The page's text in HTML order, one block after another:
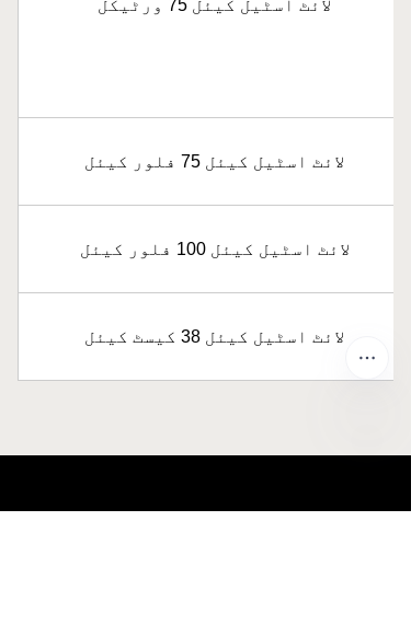
لائٹ اسٹیل کیئل 75 ورٹیکل
لائٹ اسٹیل کیئل 75 فلور کیئل
لائٹ اسٹیل کیئل 100 فلور کیئل
لائٹ اسٹیل کیئل 38 کیسٹ کیئل